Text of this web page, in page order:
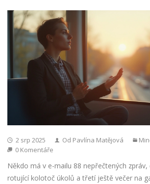
2 srp 2025 Od Pavlína Matějová
0 Komentáře
Někdo má v e-mailu 88 nepřečtených zpráv,
rotující kolotoč úkolů a třetí ještě večer na